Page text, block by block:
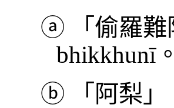
ⓐ
「偷羅
bhikkhunī。
ⓑ
「阿梨